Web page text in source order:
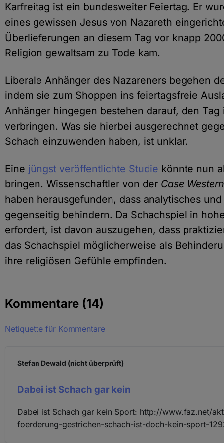
Karfreitag ist ein bundesweiter Feiertag. Er
eines gewissen Jesus von Nazareth
Überlieferungen an diesem Tag vor knapp
Religion gewaltsam zu Tode kam.
Liberale Anhänger des Nazareners begehen
indem sie zum Shoppen ins feiertagsfreie
Anhänger hingegen bestehen darauf, den Tag
verbringen. Was sie hierbei ausgerechnet
Schach einzuwenden haben, ist unklar.
Eine jüngst veröffentlichte Studie könnte nun
bringen. Wissenschaftler von der Case
haben herausgefunden, dass analytisches
gegenseitig behindern. Da Schachspiel in
erfordert, ist davon auszugehen, dass
das Schachspiel möglicherweise als
ihre religiösen Gefühle empfinden.
Kommentare (14)
Netiquette für Kommentare
Stefan Dewald (nicht überprüft)
Dabei ist Schach gar kein
Dabei ist Schach gar kein Sport: http://www.faz.net/
foerderung-gestrichen-schach-ist-doch-kein-sport-